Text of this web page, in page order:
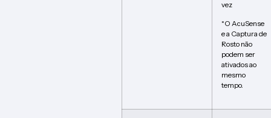
vez
*O AcuSense
e a Captura de
Rosto não
podem ser
ativados ao
mesmo
tempo.